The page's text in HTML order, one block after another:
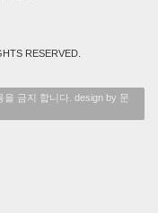
RESERVED.
금지 합니다. design by 문